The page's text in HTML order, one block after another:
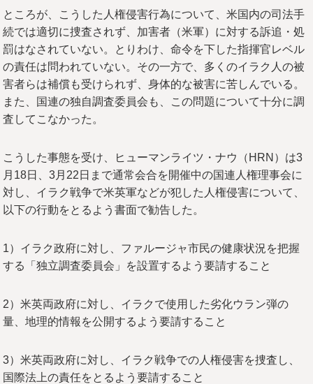
ところが、こうした人権侵害行為について、米国内の司法手
続では適切に捜査されず、加害者（米軍）に対する訴追・処
罰はなされていない。とりわけ、命令を下した指揮官レベル
の責任は問われていない。その一方で、多くのイラク人の被
害者らは補償も受けられず、身体的な被害に苦しんでいる。
また、国連の独自調査委員会も、この問題について十分に調
査してこなかった。
こうした事態を受け、ヒューマンライツ・ナウ（HRN）は3
月18日、3月22日まで通常会合を開催中の国連人権理事会に
対し、イラク戦争で米英軍などが犯した人権侵害について、
以下の行動をとるよう書面で勧告した。
1）イラク政府に対し、ファルージャ市民の健康状況を把握
する「独立調査委員会」を設置するよう要請すること
2）米英両政府に対し、イラクで使用した劣化ウラン弾の
量、地理的情報を公開するよう要請すること
3）米英両政府に対し、イラク戦争での人権侵害を捜査し、
国際法上の責任をとるよう要請すること